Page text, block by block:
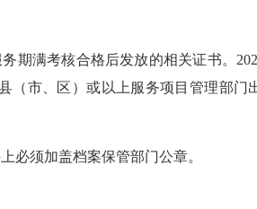
期满考核合格后发放的相关证书。
（市、区）或以上服务项目管理部
必须加盖档案保管部门公章。